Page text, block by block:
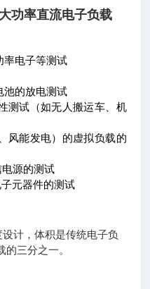
功率直流电子负载
率电子等测试
池的放电测试
测试（如无人搬运车、机
风能发电）的虚拟负载的
电源的测试
元器件的测试
计，体积是传统电子负
三分之一。